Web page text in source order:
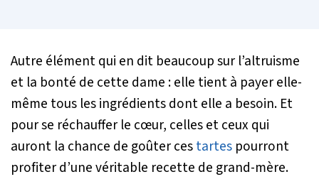
Autre élément qui en dit beaucoup sur l’altruisme
et la bonté de cette dame : elle tient à payer elle-
même tous les ingrédients dont elle a besoin. Et
pour se réchauffer le cœur, celles et ceux qui
auront la chance de goûter cestartes pourront
profiter d’une véritable recette de grand-mère.